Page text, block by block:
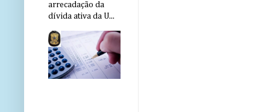
arrecadação da
dívida ativa da U...